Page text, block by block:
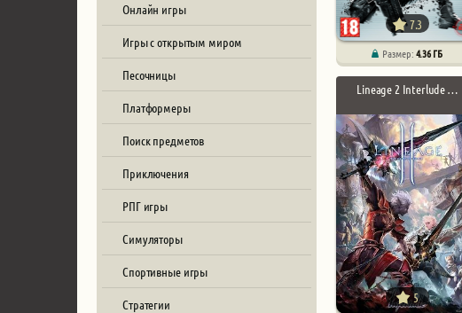
Онлайн игры
Игры с открытым миром
Песочницы
Платформеры
Поиск предметов
Приключения
РПГ игры
Симуляторы
Спортивные игры
Стратегии
7.3
Размер:4.36 ГБ
Lineage 2 Interlude …
5